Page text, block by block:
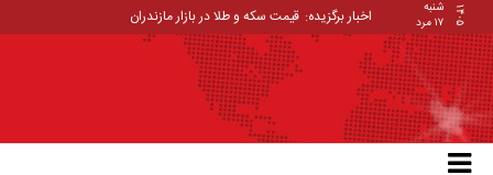
۱۴۰۵
شنبه
۱۷ مرد
اخبار برگزیده: قیمت سکه و طلا در بازار مازندران